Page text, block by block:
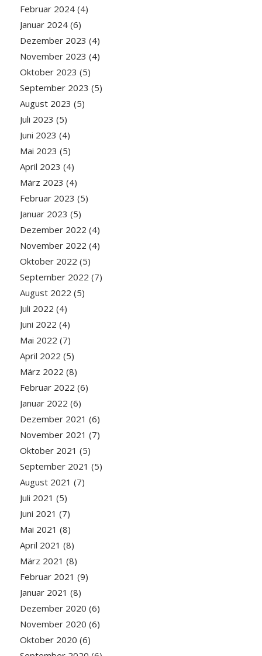
Februar 2024(4)
Januar 2024(6)
Dezember 2023 (4)
November 2023 (4)
Oktober 2023 (5)
September 2023 (5)
August 2023 (5)
Juli 2023 (5)
Juni 2023 (4)
Mai 2023 (5)
April 2023 (4)
März 2023 (4)
Februar 2023 (5)
Januar 2023 (5)
Dezember 2022 (4)
November 2022 (4)
Oktober 2022 (5)
September 2022 (7)
August 2022 (5)
Juli 2022 (4)
Juni 2022 (4)
Mai 2022 (7)
April 2022 (5)
März 2022 (8)
Februar 2022 (6)
Januar 2022 (6)
Dezember 2021 (6)
November 2021 (7)
Oktober 2021 (5)
September 2021 (5)
August 2021 (7)
Juli 2021 (5)
Juni 2021 (7)
Mai 2021 (8)
April 2021 (8)
März 2021 (8)
Februar 2021 (9)
Januar 2021 (8)
Dezember 2020 (6)
November 2020 (6)
Oktober 2020 (6)